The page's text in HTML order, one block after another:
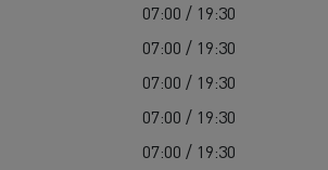
07:00 / 19:30
07:00 / 19:30
07:00 / 19:30
07:00 / 19:30
07:00 / 19:30